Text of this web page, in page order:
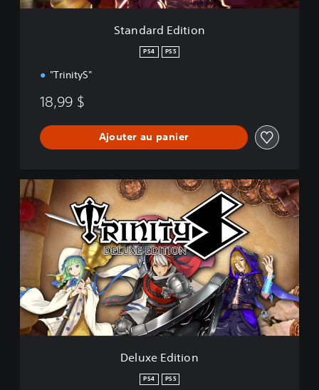
t
Standard Edition
PS4 PS5
"TrinityS"
18,99 $
Ajouter au panier
D
e
l
u
e
d
i
t
o
Deluxe Edition
PS4 PS5